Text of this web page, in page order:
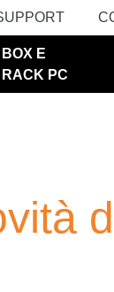
BOX E
RACK PC